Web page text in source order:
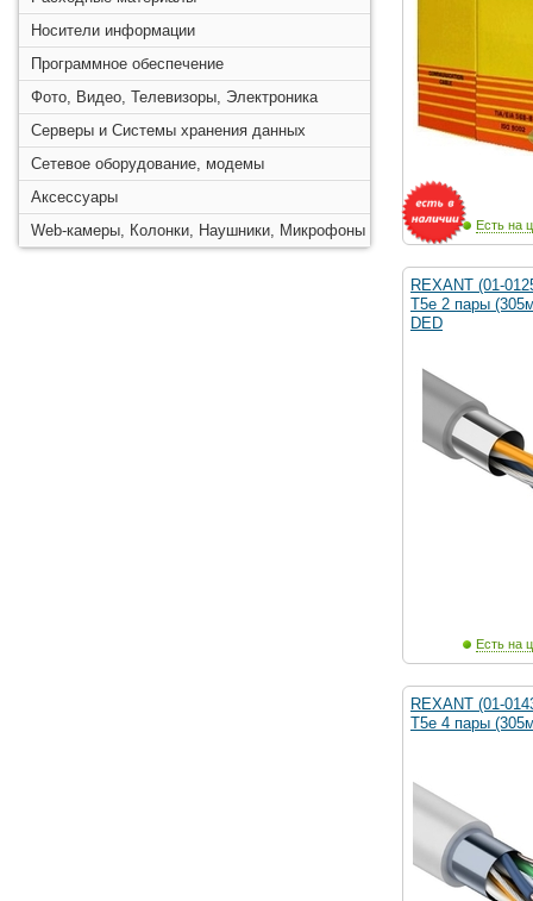
Носители информации
Программное обеспечение
Фото, Видео, Телевизоры, Электроника
Серверы и Системы хранения данных
Сетевое оборудование, модемы
Аксессуары
Web-камеры, Колонки, Наушники, Микрофоны
Есть на
REXANT (01-
T5e 2 пары
DED
Есть на
REXANT (01-
T5e 4 пары